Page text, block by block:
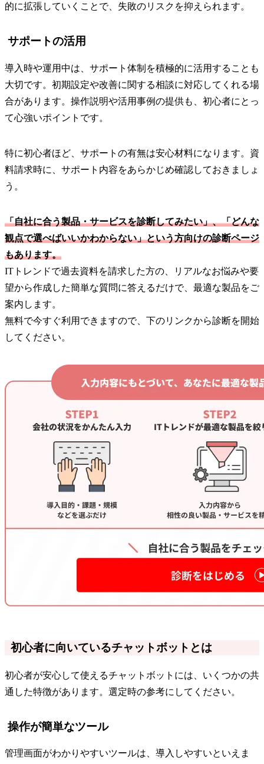
的に拡張していくことで、失敗のリスクを抑えられます。
サポートの活用
導入時や運用中は、サポート体制を積極的に活用することも
大切です。初期設定や改善に関する相談に対応してくれる場
合があります。操作説明や活用事例の提供も、初心者にとっ
て心強いポイントです。
特に初心者ほど、サポートの有無は安心材料になります。資
料請求時に、サポート内容をあらかじめ確認しておきましょ
う。
「自社に合う製品・サービスを診断してみたい」、「どんな
観点で選べばいいかわからない」という方向けの診断ページ
もあります。
ITトレンドで過去資料を請求した方の、リアルなお悩みや要
望から作成した簡単な質問に答えるだけで、最適な製品をご
案内します。
無料で今すぐ利用できますので、下のリンクから診断を開始
してください。
初心者に向いているチャットボットとは
初心者が安心して使えるチャットボットには、いくつかの共
通した特徴があります。選定時の参考にしてください。
操作が簡単なツール
管理画面がわかりやすいツールは、導入しやすいといえま